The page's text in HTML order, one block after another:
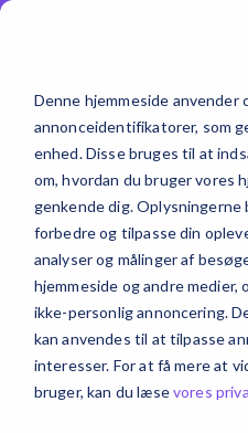
Denne hjemmeside anvender
annonceidentifikatorer, som
enhed. Disse bruges til at
om, hvordan du bruger vores
genkende dig. Oplysningerne
forbedre og tilpasse din
analyser og målinger af
hjemmeside og andre medier,
ikke-personlig annoncering.
kan anvendes til at tilpasse
interesser. For at få mere at
bruger, kan du læsevores
Du kan få den seneste
Exsitec Explains
I nyhedsbrevet deler vi:
ERP, BI